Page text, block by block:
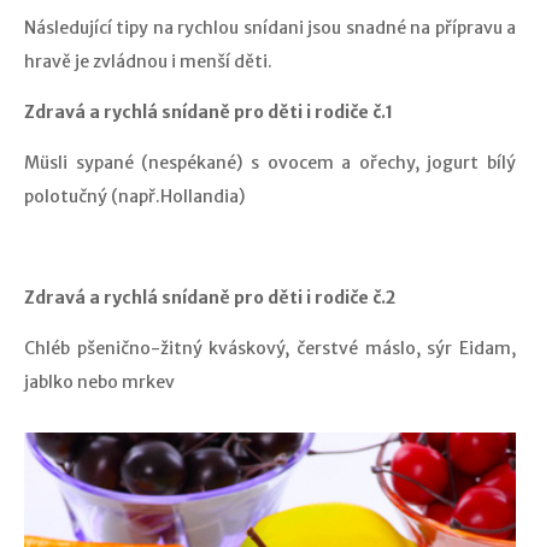
Následující tipy na rychlou snídani jsou snadné na přípravu a
hravě je zvládnou i menší děti.
Zdravá a rychlá snídaně pro děti i rodiče č.1
Müsli sypané (nespékané) s ovocem a ořechy, jogurt bílý
polotučný (např.Hollandia)
Zdravá a rychlá snídaně pro děti i rodiče č.2
Chléb pšenično-žitný kváskový, čerstvé máslo, sýr Eidam,
jablko nebo mrkev